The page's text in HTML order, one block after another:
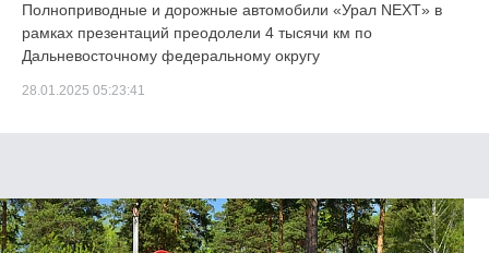
Полноприводные и дорожные автомобили «Урал NEXT» в
рамках презентаций преодолели 4 тысячи км по
Дальневосточному федеральному округу
28.01.2025 05:23:41